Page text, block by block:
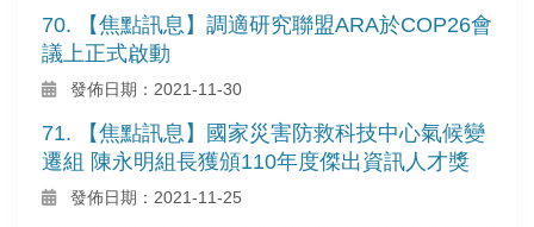
70. 【焦點訊息】調適研究聯盟ARA於COP26會
議上正式啟動
發佈日期：2021-11-30
71. 【焦點訊息】國家災害防救科技中心氣候變
遷組 陳永明組長獲頒110年度傑出資訊人才獎
發佈日期：2021-11-25